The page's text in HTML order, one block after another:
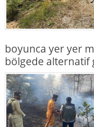
boyunca yer yer
bölgede alternatif